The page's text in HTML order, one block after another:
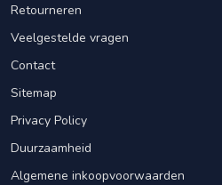
Retourneren
Veelgestelde vragen
Contact
Sitemap
Privacy Policy
Duurzaamheid
Algemene inkoopvoorwaarden